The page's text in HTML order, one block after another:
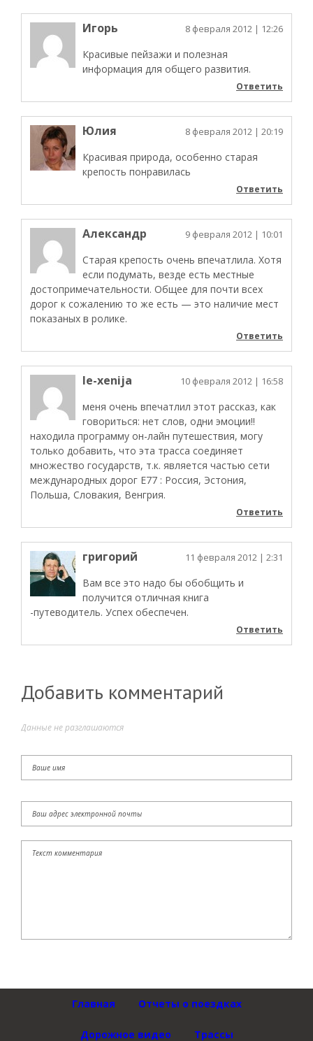
Игорь 8 февраля 2012 | 12:26
Красивые пейзажи и полезная
информация для общего развития.
Ответить
Юлия 8 февраля 2012 | 20:19
Красивая природа, особенно старая
крепость понравилась
Ответить
Александр 9 февраля 2012 | 10:01
Старая крепость очень впечатлила. Хотя
если подумать, везде есть местные
достопримечательности. Общее для почти всех
дорог к сожалению то же есть — это наличие мест
показаных в ролике.
Ответить
le-xenija 10 февраля 2012 | 16:58
меня очень впечатлил этот рассказ, как
говориться: нет слов, одни эмоции!!
находила программу он-лайн путешествия, могу
только добавить, что эта трасса соединяет
множество государств, т.к. является частью сети
международных дорог Е77 : Россия, Эстония,
Польша, Словакия, Венгрия.
Ответить
григорий 11 февраля 2012 | 2:31
Вам все это надо бы обобщить и
получится отличная книга
-путеводитель. Успех обеспечен.
Ответить
Добавить комментарий
Данные не разглашаются
Главная Отчеты о поездках
Дорожное видео Трассы